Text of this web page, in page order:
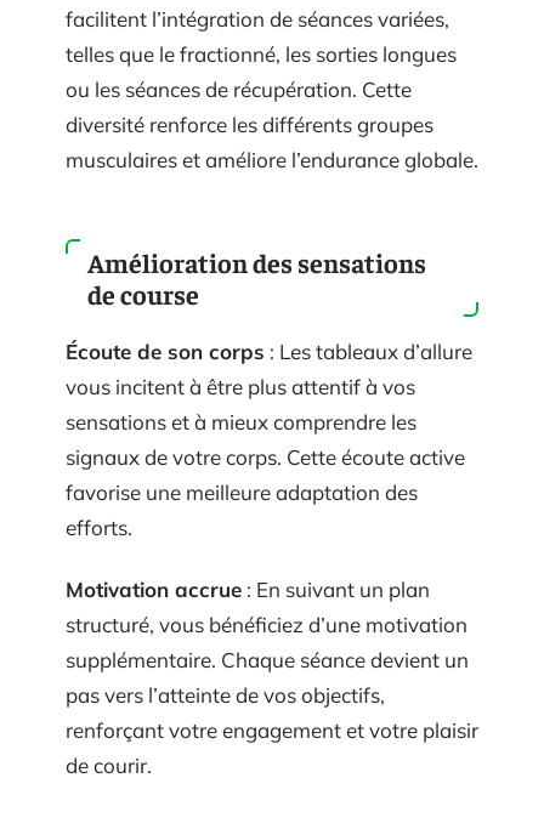
facilitent l’intégration de séances variées,
telles que le fractionné, les sorties longues
ou les séances de récupération. Cette
diversité renforce les différents groupes
musculaires et améliore l’endurance globale.
Amélioration des sensations
de course
Écoute de son corps : Les tableaux d’allure
vous incitent à être plus attentif à vos
sensations et à mieux comprendre les
signaux de votre corps. Cette écoute active
favorise une meilleure adaptation des
efforts.
Motivation accrue : En suivant un plan
structuré, vous bénéficiez d’une motivation
supplémentaire. Chaque séance devient un
pas vers l’atteinte de vos objectifs,
renforçant votre engagement et votre plaisir
de courir.